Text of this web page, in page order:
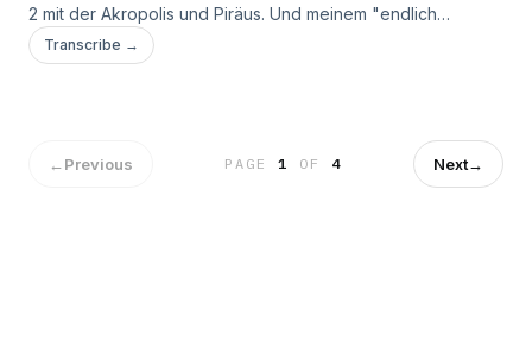
2 mit der Akropolis und Piräus. Und meinem "endlich
ankommen" in Athen. Das war SO schön!
Transcribe →
←Previous PAGE1 OF 4 Next→